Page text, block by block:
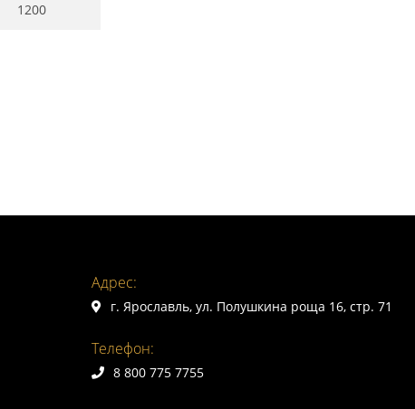
1200
Адрес:
г. Ярославль, ул. Полушкина роща 16, стр. 71
Телефон:
8 800 775 7755